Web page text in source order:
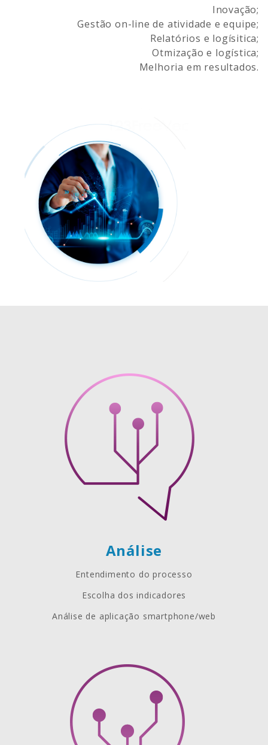
Inovação;
Gestão on-line de atividade e equipe;
Relatórios e logísitica;
Otmização e logística;
Melhoria em resultados.
Análise
Entendimento do processo
Escolha dos indicadores
Análise de aplicação smartphone/web